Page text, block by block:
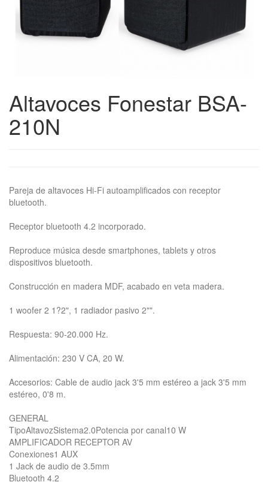
Altavoces Fonestar BSA-
210N
Pareja de altavoces Hi-Fi autoamplificados con receptor
bluetooth.
Receptor bluetooth 4.2 incorporado.
Reproduce música desde smartphones, tablets y otros
dispositivos bluetooth.
Construcción en madera MDF, acabado en veta madera.
1 woofer 2 1?2", 1 radiador pasivo 2"".
Respuesta: 90-20.000 Hz.
Alimentación: 230 V CA, 20 W.
Accesorios: Cable de audio jack 3'5 mm estéreo a jack 3'5 mm
estéreo, 0'8 m.
GENERAL
TipoAltavozSistema2.0Potencia por canal10 W
AMPLIFICADOR RECEPTOR AV
Conexiones1 AUX
1 Jack de audio de 3.5mm
Bluetooth 4.2